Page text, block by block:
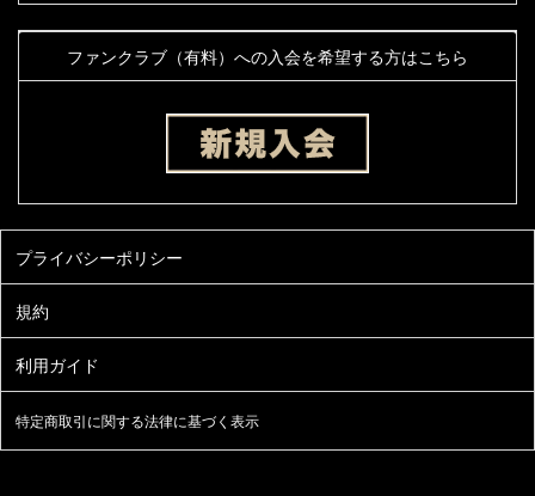
ファンクラブ（有料）への入会を希望する方はこちら
特定商取引に関する法律に基づく表示